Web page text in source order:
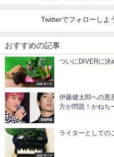
Twitterでフォローしよ
おすすめの記事
JOB モード
ついにDIVERに
芸能関係
伊藤健太郎への悪
方が問題！かねち
JOB モード
ライターとしての